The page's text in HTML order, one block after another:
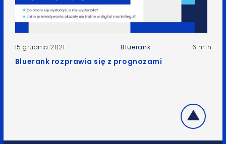
15 grudnia 2021 Bluerank 6 min
Bluerank rozprawia się z prognozami